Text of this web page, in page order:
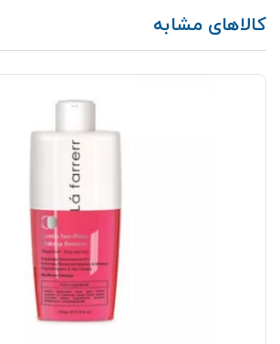
کالاهای مشابه